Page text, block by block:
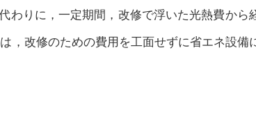
わりに，一定期間，改修で浮いた光熱費から
，改修のための費用を工面せずに省エネ設備